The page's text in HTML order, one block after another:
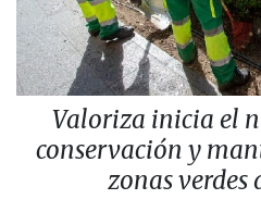
Valoriza inicia el
conservación y
zonas verdes